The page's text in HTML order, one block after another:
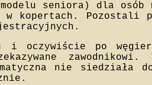
seniora) dla
kopertach. Pozostali
i oczywiście po
zawodnikowi.
nie siedziała do